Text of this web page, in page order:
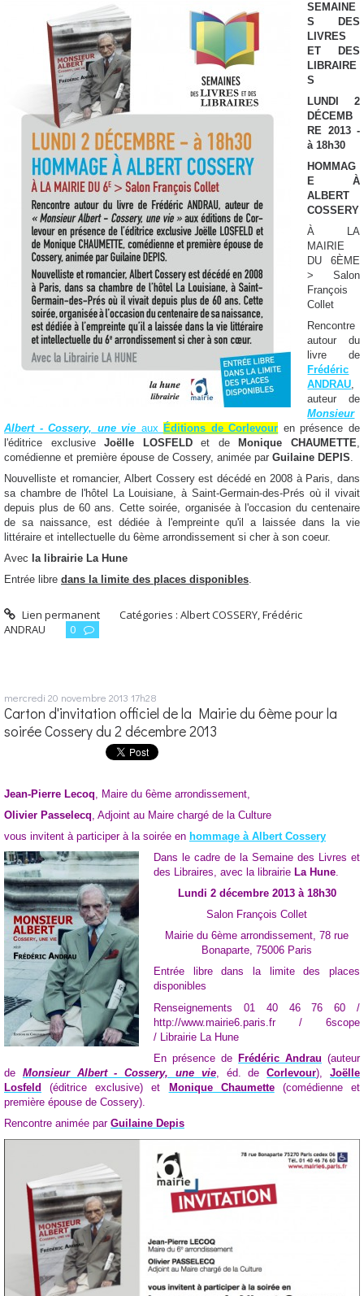
SEMAINE
S DES
LIVRES
ET DES
LIBRAIRE
S
LUNDI 2
DÉCEMB
RE 2013 -
à 18h30
HOMMAG
E À
ALBERT
COSSERY
À LA
MAIRIE
DU 6ÈME
> Salon
François
Collet
Rencontre
autour du
livre de
Frédéric
ANDRAU,
auteur de
Monsieur
Albert - Cossery, une vie aux Éditions de Corlevour en présence de
l'éditrice exclusiveJoëlle LOSFELDet de Monique CHAUMETTE,
comédienne et première épouse de Cossery, animée par Guilaine DEPIS.
Nouvelliste et romancier, Albert Cossery est décédé en 2008 à Paris, dans
sa chambre de l'hôtel La Louisiane, à Saint-Germain-des-Prés où il vivait
depuis plus de 60 ans. Cette soirée, organisée à l'occasion du centenaire
de sa naissance, est dédiée à l'empreinte qu'il a laissée dans la vie
littéraire et intellectuelle du 6ème arrondissement si cher à son coeur.
Avec la librairie La Hune
Entrée libre dans la limite des places disponibles.
Lien permanent Catégories :Albert COSSERY,Frédéric
ANDRAU
0
mercredi 20 novembre 2013 17h28
Carton d'invitation officiel de la Mairie du 6ème pour la
soirée Cossery du 2 décembre 2013
Jean-Pierre Lecoq , Maire du 6ème arrondissement,
Olivier Passelecq , Adjoint au Maire chargé de la Culture
vous invitent à participer à la soirée en hommage à Albert Cossery
Dans le cadre de la Semaine des Livres et
des Libraires, avec la librairie La Hune
Lundi 2 décembre 2013 à 18h30
Salon François Collet
Mairie du 6ème arrondissement, 78 rue
Bonaparte, 75006 Paris
Entrée libre dans la limite des places
disponibles
Renseignements 01 40 46 76 60 /
http://www.mairie6.paris.fr / 6scope
/ Librairie La Hune
En présence deFrédéric Andrau (auteur
de Monsieur Albert - Cossery, une vie, éd. deCorlevour),Joëlle
Losfeld (éditrice exclusive) et Monique Chaumette(comédienne et
première épouse de Cossery).
Rencontre animée par Guilaine Depis